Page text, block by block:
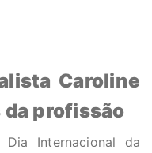
Caroline
profissão
Internacional da